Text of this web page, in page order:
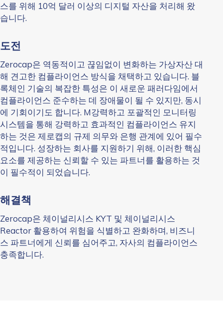
스를 위해 10억 달러 이상의 디지털 자산을 처리해 왔
습니다.
도전
Zerocap은 역동적이고 끊임없이 변화하는 가상자산 대
해 견고한 컴플라이언스 방식을 채택하고 있습니다. 블
록체인 기술의 복잡한 특성은 이 새로운 패러다임에서
컴플라이언스 준수하는 데 장애물이 될 수 있지만, 동시
에 기회이기도 합니다. M강력하고 포괄적인 모니터링
시스템을 통해 강력하고 효과적인 컴플라이언스 유지
하는 것은 제로캡의 규제 의무와 은행 관계에 있어 필수
적입니다. 성장하는 회사를 지원하기 위해, 이러한 핵심
요소를 제공하는 신뢰할 수 있는 파트너를 활용하는 것
이 필수적이 되었습니다.
해결책
Zerocap은 체이널리시스 KYT 및 체이널리시스
Reactor 활용하여 위험을 식별하고 완화하며, 비즈니
스 파트너에게 신뢰를 심어주고, 자사의 컴플라이언스
충족합니다.